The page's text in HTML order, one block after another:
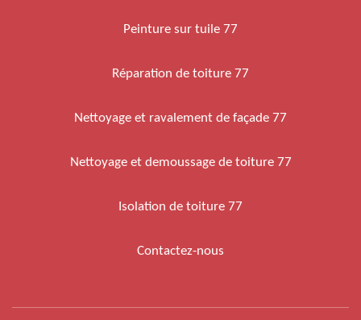
Peinture sur tuile 77
Réparation de toiture 77
Nettoyage et ravalement de façade 77
Nettoyage et demoussage de toiture 77
Isolation de toiture 77
Contactez-nous